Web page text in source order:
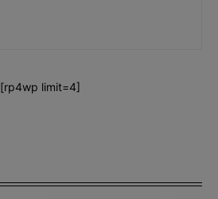
[rp4wp limit=4]